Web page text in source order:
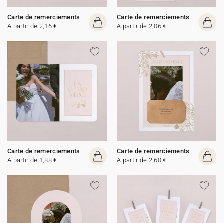
Carte de remerciements
A partir de 2,16 €
Carte de remerciements
A partir de 2,06 €
Carte de remerciements
A partir de 1,88 €
Carte de remerciements
A partir de 2,60 €